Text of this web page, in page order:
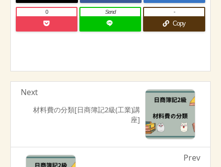
0 Send
Copy
-
材料費の分類[日商簿記2級(工業)講
座]
Next
Prev